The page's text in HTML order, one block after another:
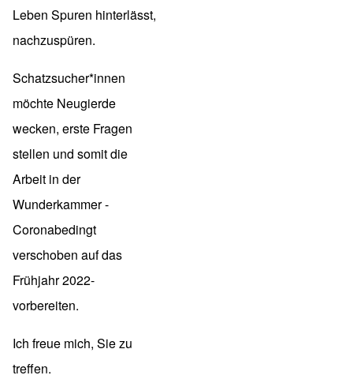
Leben Spuren hinterlässt,
nachzuspüren.
Schatzsucher*innen
möchte Neugierde
wecken, erste Fragen
stellen und somit die
Arbeit in der
Wunderkammer -
Coronabedingt
verschoben auf das
Frühjahr 2022-
vorbereiten.
Ich freue mich, Sie zu
treffen.